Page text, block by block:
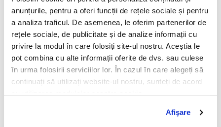
anunțurile, pentru a oferi funcții de rețele sociale și pentru
a analiza traficul. De asemenea, le oferim partenerilor de
rețele sociale, de publicitate și de analize informații cu
privire la modul în care folosiți site-ul nostru. Aceștia le
pot combina cu alte informații oferite de dvs. sau culese
în urma folosirii serviciilor lor. În cazul în care alegeți să
continuați să utilizați website-ul nostru, sunteți de acord
Afişare
continuă a oportunităților de eficientizare.
Un parteneriat bazat pe
încredere
Pentru TOP GEL PROD, colaborarea cu AROBS
TrackGPS înseamnă mai mult decât utilizarea unei